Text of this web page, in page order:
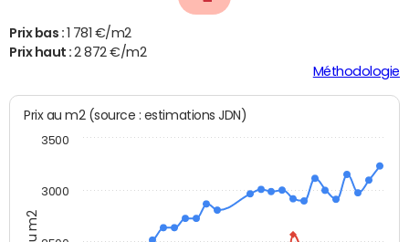
Prix bas : 1 781 €/m2
Prix haut :2 872 €/m2
Méthodologie
Prix au m2 (source : estimations JDN)
3000
3500